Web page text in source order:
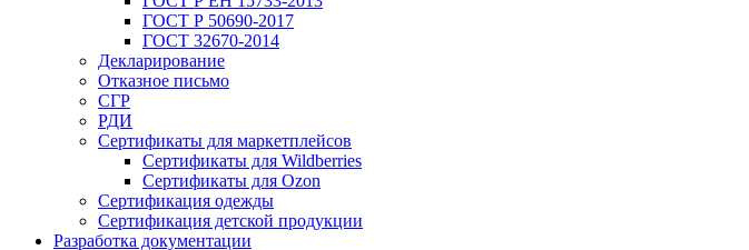
ГОСТ Р 50690-2017
ГОСТ 32670-2014
Декларирование
Отказное письмо
СГР
РДИ
Сертификаты для маркетплейсов
Сертификаты для Wildberries
Сертификаты для Ozon
Сертификация одежды
Сертификация детской продукции
Разработка документации